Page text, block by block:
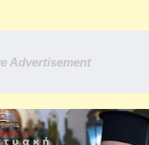
Advertisement